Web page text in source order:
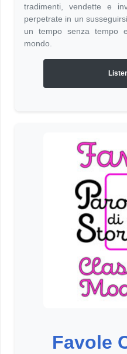
tradimenti, vendette e
perpetrate in un
un tempo senza tempo
mondo.
Favole